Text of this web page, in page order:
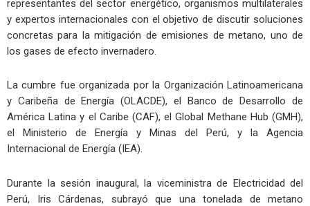
representantes del sector energético, organismos multilaterales
y expertos internacionales con el objetivo de discutir soluciones
concretas para la mitigación de emisiones de metano, uno de
los gases de efecto invernadero.
La cumbre fue organizada por la Organización Latinoamericana
y Caribeña de Energía (OLACDE), el Banco de Desarrollo de
América Latina y el Caribe (CAF), el Global Methane Hub (GMH),
el Ministerio de Energía y Minas del Perú, y la Agencia
Internacional de Energía (IEA).
Durante la sesión inaugural, la viceministra de Electricidad del
Perú, Iris Cárdenas, subrayó que una tonelada de metano